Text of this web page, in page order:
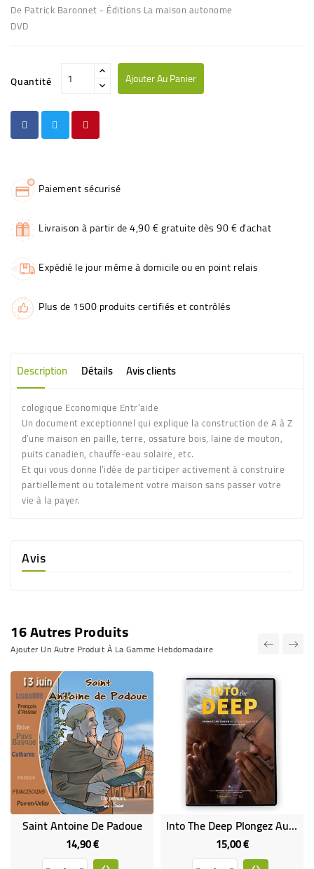
De Patrick Baronnet - Éditions La maison autonome
DVD
Quantité Ajouter Au Panier
Paiement sécurisé
Livraison à partir de 4,90 € gratuite dès 90 € d'achat
Expédié le jour même à domicile ou en point relais
Plus de 1500 produits certifiés et contrôlés
Description Détails Avis clients
cologique Economique Entr’aide
Un document exceptionnel qui explique la construction de A à Z
d’une maison en paille, terre, ossature bois, laine de mouton,
puits canadien, chauffe-eau solaire, etc.
Et qui vous donne l’idée de participer activement à construire
partiellement ou totalement votre maison sans passer votre
vie à la payer.
Avis
16 Autres Produits
Ajouter Un Autre Produit À La Gamme Hebdomadaire
Saint Antoine De Padoue
14,90 €Prix
Into The Deep Plongez Au Coeur Du Volontariat Mep
15,00 €Prix